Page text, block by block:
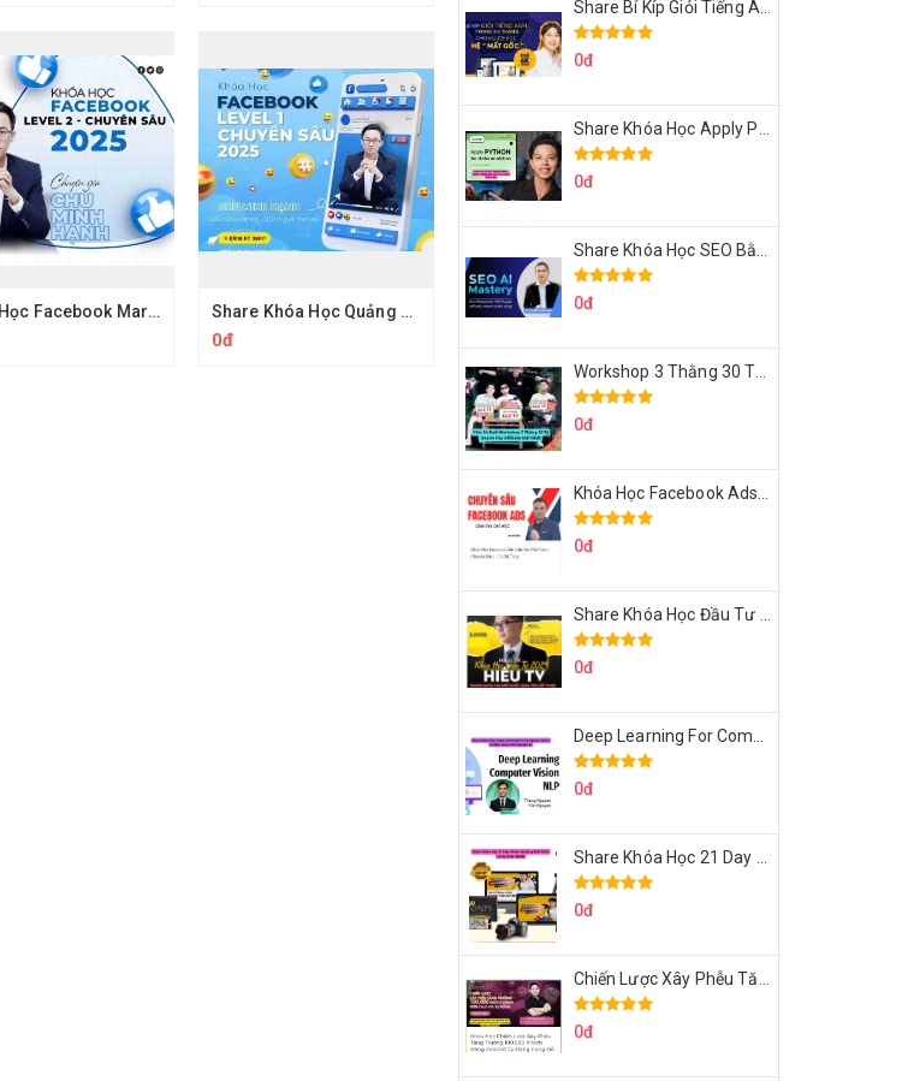
Khóa Học Facebook Marketing Facebook Level 2 Thực Chiến Chu Minh Hạnh Share Khóa Học Quảng Cáo Facebook Thực Chiến Chu Minh Hạnh
0đ
0đ
0đ
0đ
0đ
0đ
0đ
0đ
0đ
0đ